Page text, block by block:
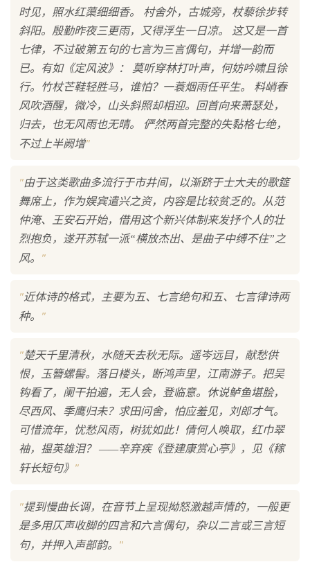
时见，照水红蕖细细香。 村舍外，古城旁，杖藜徐步转
斜阳。殷勤昨夜三更雨，又得浮生一日凉。 这又是一首
七律，不过破第五句的七言为三言偶句，并增一韵而
已。有如《定风波》： 莫听穿林打叶声，何妨吟啸且徐
行。竹杖芒鞋轻胜马，谁怕？一蓑烟雨任平生。 料峭春
风吹酒醒，微冷，山头斜照却相迎。回首向来萧瑟处，
归去，也无风雨也无晴。 俨然两首完整的失黏格七绝，
不过上半阙增"
"由于这类歌曲多流行于市井间，以渐跻于士大夫的歌筵
舞席上，作为娱宾遣兴之资，内容是比较贫乏的。从范
仲淹、王安石开始，借用这个新兴体制来发抒个人的壮
烈抱负，遂开苏轼一派“横放杰出、是曲子中缚不住”之
风。
"
"近体诗的格式，主要为五、七言绝句和五、七言律诗两
种。
"
"楚天千里清秋，水随天去秋无际。遥岑远目，献愁供
恨，玉簪螺髻。落日楼头，断鸿声里，江南游子。把吴
钩看了，阑干拍遍，无人会，登临意。休说鲈鱼堪脍，
尽西风、季鹰归未？求田问舍，怕应羞见，刘郎才气。
可惜流年，忧愁风雨，树犹如此！倩何人唤取，红巾翠
袖，揾英雄泪？ ——辛弃疾《登建康赏心亭》，见《稼
轩长短句》 "
"提到慢曲长调，在音节上呈现拗怒激越声情的，一般更
是多用仄声收脚的四言和六言偶句，杂以二言或三言短
句，并押入声部韵。
"